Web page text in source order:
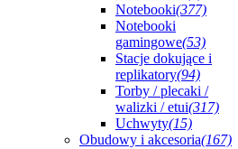
Notebooki(377)
Notebooki
gamingowe(53)
Stacje dokujące i
replikatory(94)
Torby / plecaki /
walizki / etui(317)
Uchwyty(15)
Obudowy i akcesoria(167)